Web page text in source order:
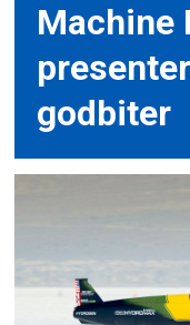
Machine
godbiter